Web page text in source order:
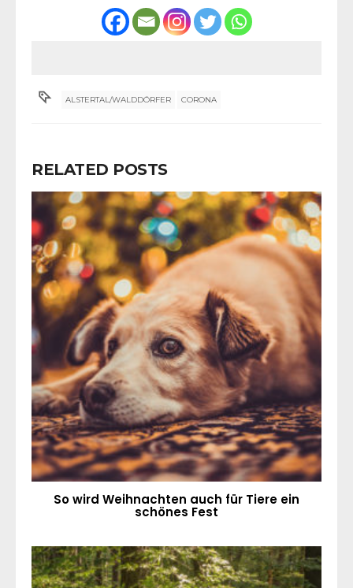
ALSTERTAL/WALDDÖRFER CORONA
RELATED POSTS
So wird Weihnachten auch für Tiere ein
schönes Fest